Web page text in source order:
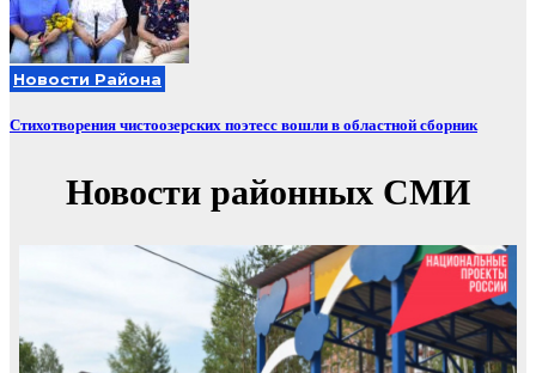
Новости Района
Стихотворения чистоозерских поэтесс вошли в областной сборник